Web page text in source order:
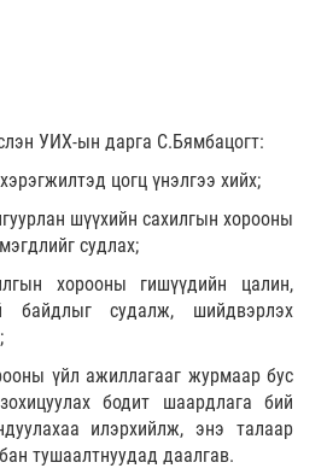
УИХ-ын дарга С.Бямбацогт:
цогц үнэлгээ хийх;
шүүхийн сахилгын хорооны
судлах;
хорооны гишүүдийн цалин,
байдлыг судалж, шийдвэрлэх
үйл ажиллагааг журмаар бус
бодит шаардлага бий
илэрхийлж, энэ талаар
тушаалтнуудад даалгав.